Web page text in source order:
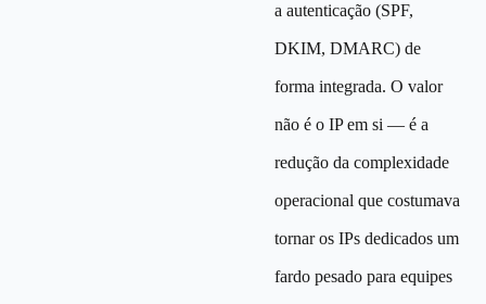
a autenticação (SPF,
DKIM, DMARC) de
forma integrada. O valor
não é o IP em si — é a
redução da complexidade
operacional que costumava
tornar os IPs dedicados um
fardo pesado para equipes